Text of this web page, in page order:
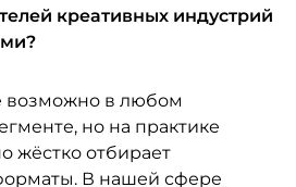
креативных индустрий
в любом
но на практике
жёстко отбирает
В нашей сфере